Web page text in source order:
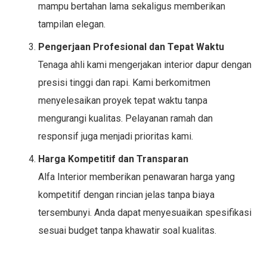
mampu bertahan lama sekaligus memberikan
tampilan elegan.
Pengerjaan Profesional dan Tepat Waktu
Tenaga ahli kami mengerjakan interior dapur dengan
presisi tinggi dan rapi. Kami berkomitmen
menyelesaikan proyek tepat waktu tanpa
mengurangi kualitas. Pelayanan ramah dan
responsif juga menjadi prioritas kami.
Harga Kompetitif dan Transparan
Alfa Interior memberikan penawaran harga yang
kompetitif dengan rincian jelas tanpa biaya
tersembunyi. Anda dapat menyesuaikan spesifikasi
sesuai budget tanpa khawatir soal kualitas.